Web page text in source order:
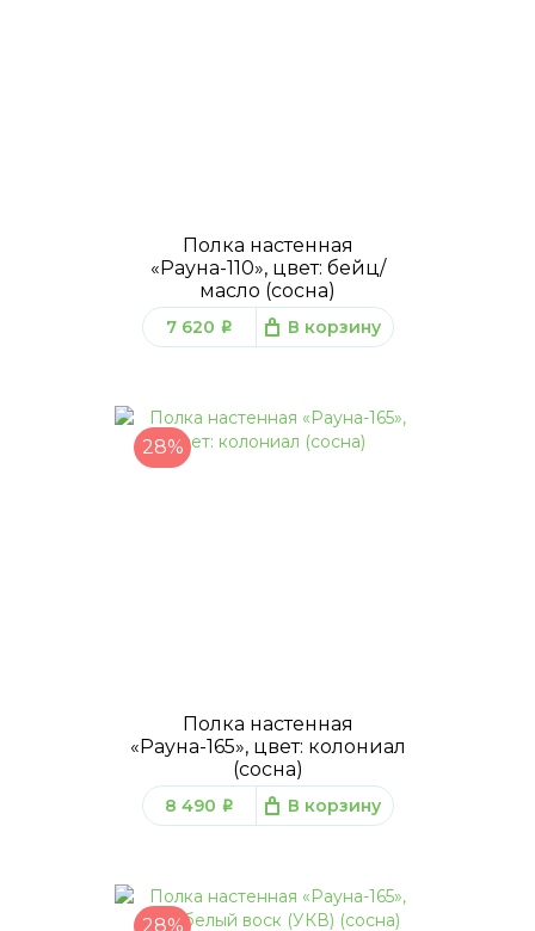
Полка настенная
«Рауна-110», цвет: бейц/
масло (сосна)
7 620 q В корзину
28%
Полка настенная
«Рауна-165», цвет: колониал
(сосна)
8 490 q В корзину
28%